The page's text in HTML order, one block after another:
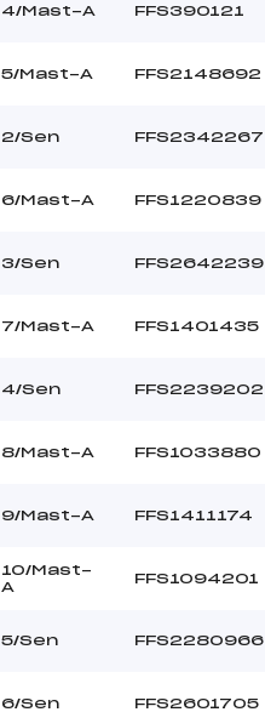
BEAU
82.7100
4/Mast-A FFS390121
5/Mast-A FFS2148692
2/Sen FFS2342267
6/Mast-A FFS1220839
3/Sen FFS2642239
7/Mast-A FFS1401435
4/Sen FFS2239202
8/Mast-A FFS1033880
9/Mast-A FFS1411174
10/Mast-
A
FFS1094201
5/Sen FFS2280966
6/Sen FFS2601705